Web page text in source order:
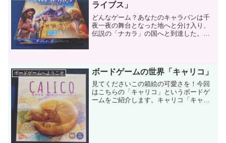
ライブス」
どんなゲーム？あなたのキャラバンは千
夜一夜の舞台となった地へと分け入り、
伝説の「ナカラ」の国へと到達した。ナ
ボードゲームへようこそ ボードゲームの世界「キャリコ」
見てくださいこの箱絵の可愛さを！今回
はこちらの「キャリコ」というボードゲ
ームをご紹介します。キャリコ「キャリ